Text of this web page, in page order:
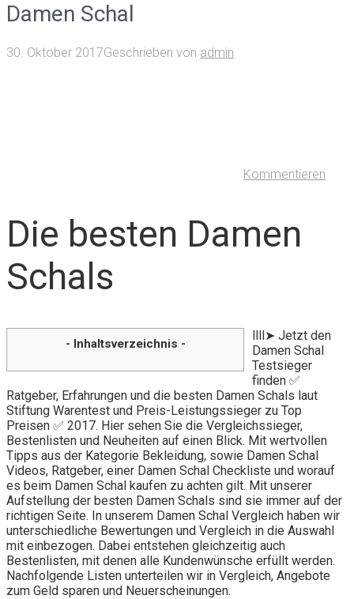
Damen Schal
30. Oktober 2017Geschrieben von admin
Kommentieren
Die besten Damen
Schals
- Inhaltsverzeichnis -
llll➤ Jetzt den
Damen Schal
Testsieger
finden ✅
Ratgeber, Erfahrungen und die besten Damen Schals laut
Stiftung Warentest und Preis-Leistungssieger zu Top
Preisen ✅ 2017. Hier sehen Sie die Vergleichssieger,
Bestenlisten und Neuheiten auf einen Blick. Mit wertvollen
Tipps aus der Kategorie Bekleidung, sowie Damen Schal
Videos, Ratgeber, einer Damen Schal Checkliste und worauf
es beim Damen Schal kaufen zu achten gilt. Mit unserer
Aufstellung der besten Damen Schals sind sie immer auf der
richtigen Seite. In unserem Damen Schal Vergleich haben wir
unterschiedliche Bewertungen und Vergleich in die Auswahl
mit einbezogen. Dabei entstehen gleichzeitig auch
Bestenlisten, mit denen alle Kundenwünsche erfüllt werden.
Nachfolgende Listen unterteilen wir in Vergleich, Angebote
zum Geld sparen und Neuerscheinungen.